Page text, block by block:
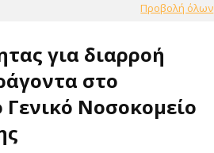
Προβολή όλων
για διαρροή
στο
Νοσοκομείο